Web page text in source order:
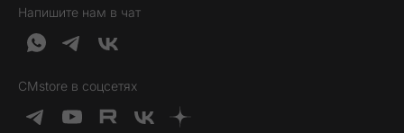
Гаджеты
Услуги и софт
Идеи подарков
Доставка и оплата
Кредит и рассрочка
Обратная связь
О нас
Напишите нам в чат
CMstore в соцсетях